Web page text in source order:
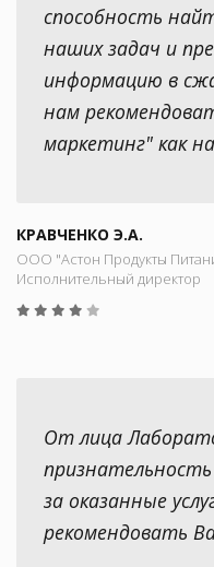
способность
наших задач и
информацию в
нам
маркетинг" как
КРАВЧЕНКО Э.А.
ООО "Астон Продукты
Исполнительный директор
От лица
за оказанные
рекомендовать